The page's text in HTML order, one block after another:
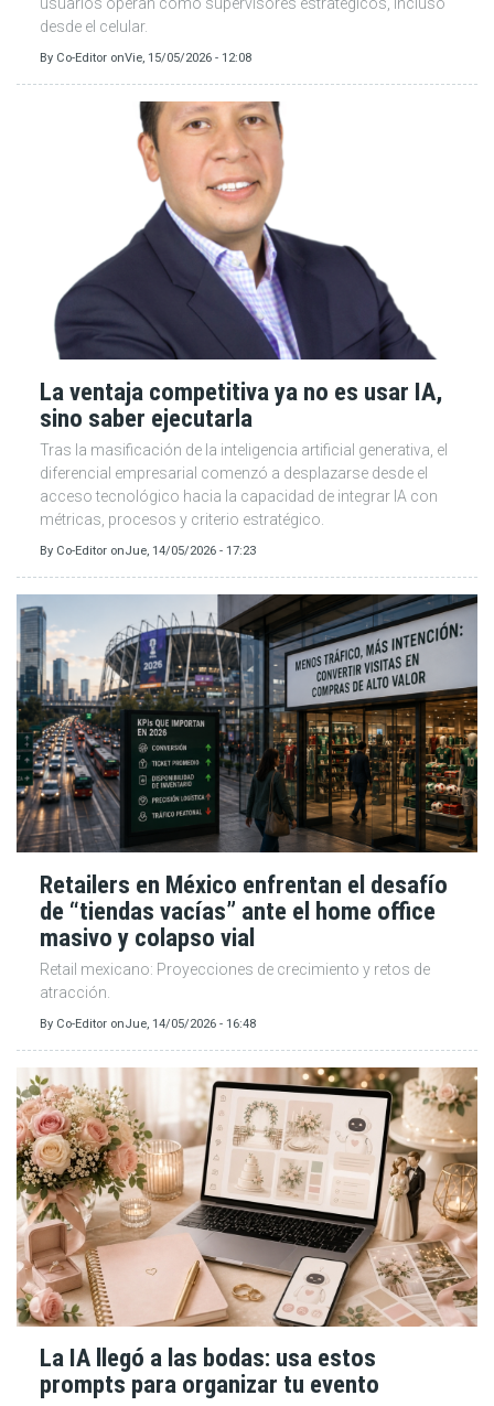
desde el celular.
By Co-Editor onVie, 15/05/2026 - 12:08
La ventaja competitiva ya no es usar IA,
sino saber ejecutarla
Tras la masificación de la inteligencia artificial generativa, el
diferencial empresarial comenzó a desplazarse desde el
acceso tecnológico hacia la capacidad de integrar IA con
métricas, procesos y criterio estratégico.
By Co-Editor onJue, 14/05/2026 - 17:23
Retailers en México enfrentan el desafío
de “tiendas vacías” ante el home office
masivo y colapso vial
Retail mexicano: Proyecciones de crecimiento y retos de
atracción.
By Co-Editor onJue, 14/05/2026 - 16:48
La IA llegó a las bodas: usa estos
prompts para organizar tu evento